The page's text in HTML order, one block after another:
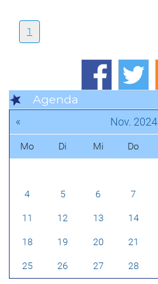
1
Agenda
« Nov. 2024
Mo Di Mi Do
4 5 6 7
11 12 13 14
18 19 20 21
25 26 27 28